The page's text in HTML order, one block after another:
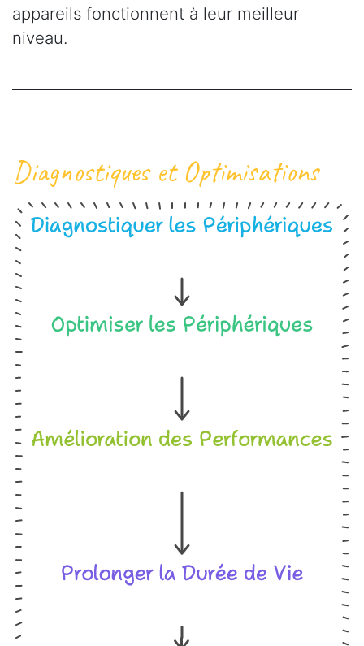
appareils fonctionnent à leur meilleur
niveau.
Diagnostiques et Optimisations